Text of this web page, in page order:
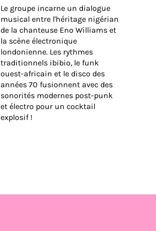
Le groupe incarne un dialogue
musical entre l'héritage nigérian
de la chanteuse Eno Williams et
la scène électronique
londonienne. Les rythmes
traditionnels ibibio, le funk
ouest-africain et le disco des
années 70 fusionnent avec des
sonorités modernes post-punk
et électro pour un cocktail
explosif !